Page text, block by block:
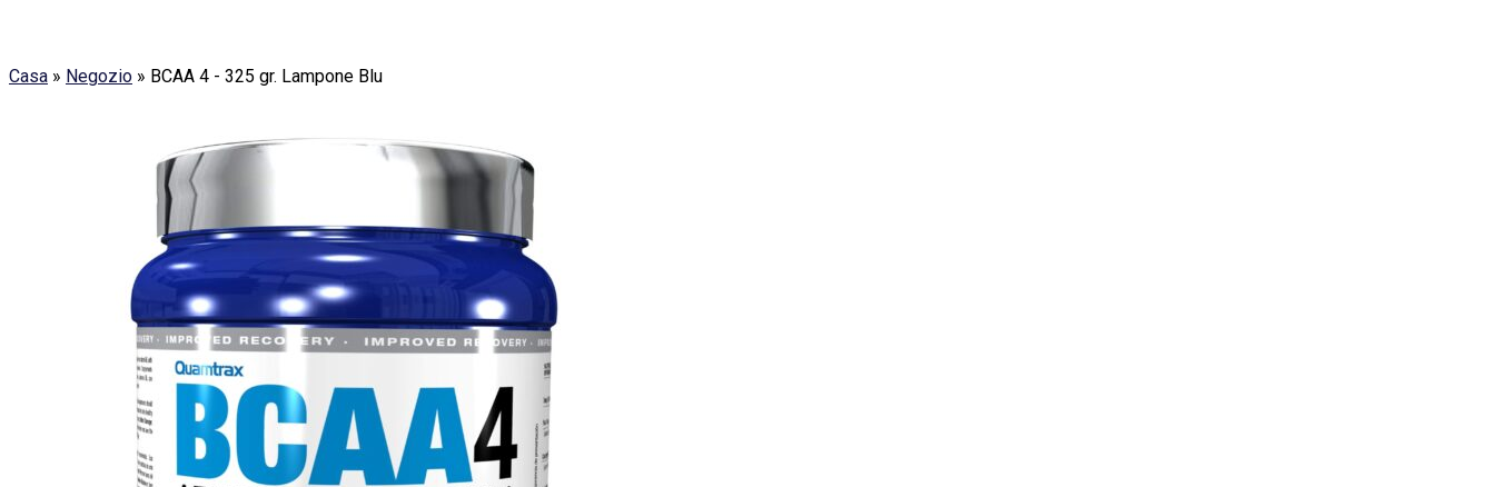
Casa » Negozio » BCAA 4 - 325 gr. Lampone Blu